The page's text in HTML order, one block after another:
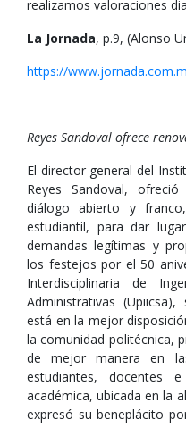
realizamos valoraciones
La Jornada, p.9, (Alonso
https://
Reyes Sandoval ofrece
El director general del
Reyes Sandoval,
diálogo abierto y
estudiantil, para dar
demandas legítimas y
los festejos por el 50
Interdisciplinaria de
Administrativas
está en la mejor
la comunidad politécnica,
de mejor manera en
estudiantes, docentes
académica, ubicada en la
expresó su beneplácito